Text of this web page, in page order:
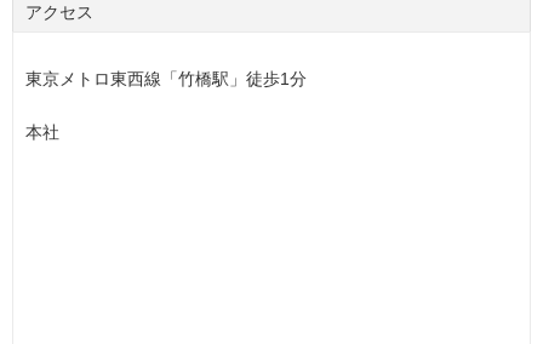
アクセス
東京メトロ東西線「竹橋駅」徒歩1分
本社